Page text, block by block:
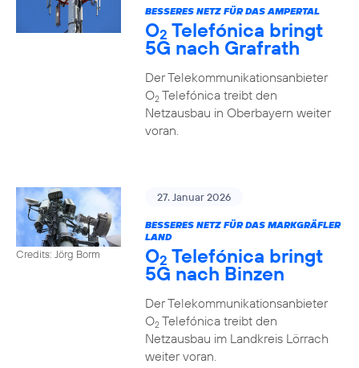
BESSERES NETZ FÜR DAS AMPERTAL
O2 Telefónica bringt
5G nach Grafrath
Der Telekommunikationsanbieter
O2Telefónica treibt den
Netzausbau in Oberbayern weiter
voran.
Credits: Jörg Borm
27. Januar 2026
BESSERES NETZ FÜR DAS MARKGRÄFLER
LAND
O2 Telefónica bringt
5G nach Binzen
Der Telekommunikationsanbieter
O2Telefónica treibt den
Netzausbau im Landkreis Lörrach
weiter voran.